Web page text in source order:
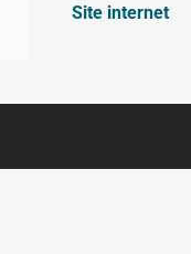
Site internet